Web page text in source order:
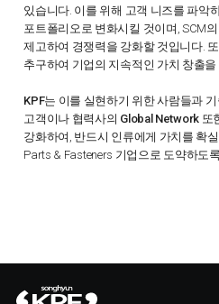
있습니다. 이를 위해 고객 니즈를 파악
포트폴리오로 변화시킬 것이며, SCM
제고하여 경쟁력을 강화할 것입니다.
추구하여 기업의 지속적인 가치 창출
KPF는 이를 실현하기 위한 사람들과
고객이나 협력사의 Global Network 또
강화하여, 반드시 인류에게 가치를 확
Parts & Fasteners 기업으로 도약하도